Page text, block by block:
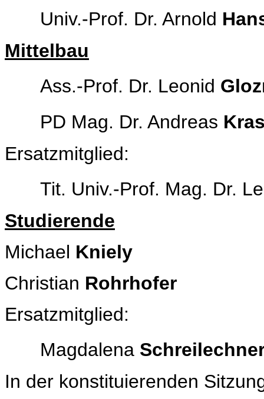
Univ.-Prof. Dr. Arnold
Mittelbau
Ass.-Prof. Dr. Leonid
PD Mag. Dr. Andreas
Ersatzmitglied:
Tit. Univ.-Prof. Mag. Dr.
Studierende
Michael Kniely
Christian Rohrhofer
Ersatzmitglied:
Magdalena
In der konstituierenden